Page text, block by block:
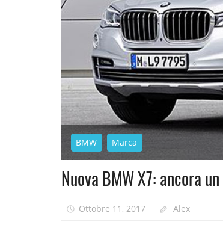
BMW Marca
Nuova BMW X7: ancora
Ottobre 11, 2017 Alex